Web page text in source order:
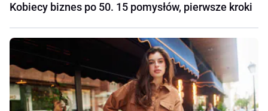
Kobiecy biznes po 50. 15 pomysłów, pierwsze kroki